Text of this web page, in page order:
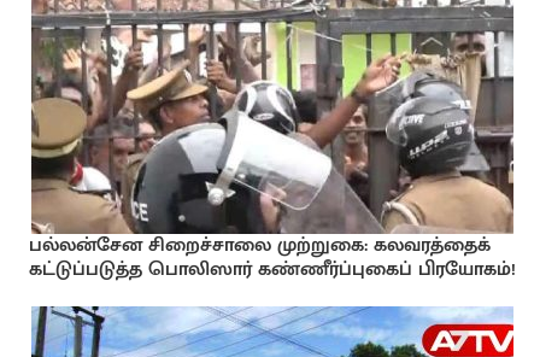
பல்லன்சேன சிறைச்சாலை முற்றுகை: கலவரத்தைக்
கட்டுப்படுத்த பொலிஸார் கண்ணீர்ப்புகைப் பிரயோகம்!